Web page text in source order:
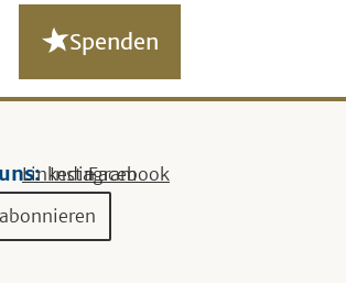
Spenden
Linkedin
Instagram
Facebook